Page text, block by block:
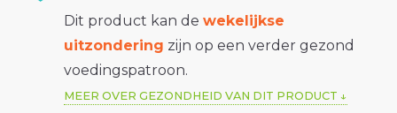
Dit product kan de wekelijkse
uitzondering zijn op een verder gezond
voedingspatroon.
MEER OVER GEZONDHEID VAN DIT PRODUCT